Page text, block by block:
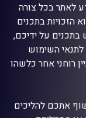
לאתר בכל צורה
הזכויות בתכנים
בתכנים על ידיכם,
השימוש
רוחני אחר כלשהו
אתכם להליכים